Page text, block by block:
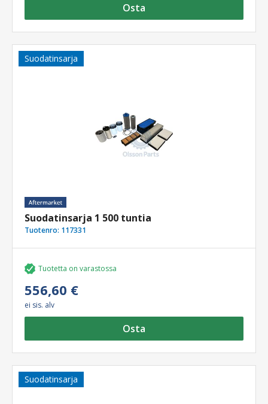
Osta
Suodatinsarja
Suodatinsarja 1 500 tuntia
Tuotenro: 117331
Tuotetta on varastossa
556,60 €
ei sis. alv
Osta
Suodatinsarja